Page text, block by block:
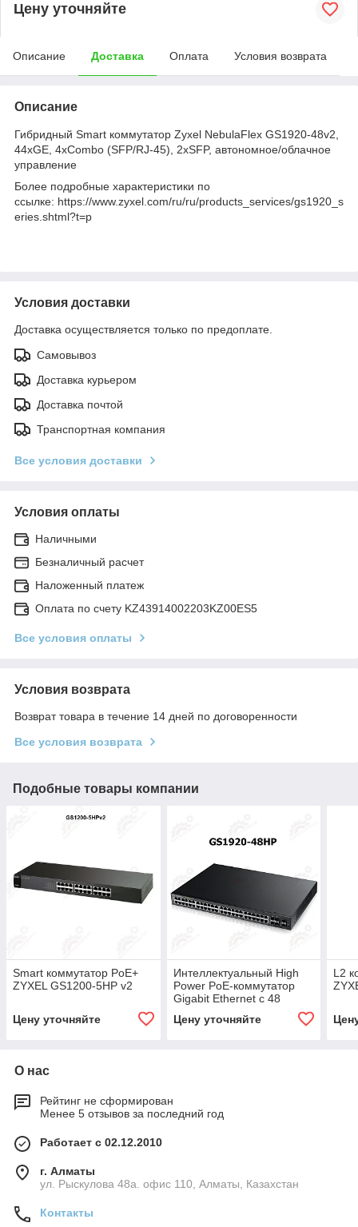
Цену уточняйте
Описание Доставка Оплата Условия возврата
Описание
Гибридный Smart коммутатор Zyxel NebulaFlex GS1920-48v2,
44xGE, 4xCombo (SFP/RJ-45), 2xSFP, автономное/облачное
управление
Более подробные характеристики по
ссылке: https://www.zyxel.com/ru/ru/products_services/gs1920_s
eries.shtml?t=p
Условия доставки
Доставка осуществляется только по предоплате.
Самовывоз
Доставка курьером
Доставка почтой
Транспортная компания
Все условия доставки
Условия оплаты
Наличными
Безналичный расчет
Наложенный платеж
Оплата по счету KZ43914002203KZ00ES5
Все условия оплаты
Условия возврата
Возврат товара в течение 14 дней по договоренности
Все условия возврата
Подобные товары компании
Smart коммутатор PoE+
ZYXEL GS1200-5HP v2
Цену уточняйте
Интеллектуальный High
Power PoE-коммутатор
Gigabit Ethernet с 48
которых 4 совмещ
Цену уточняйте
L2
О нас
Рейтинг не сформирован
Менее 5 отзывов за последний год
Работает с 02.12.2010
г. Алматы
ул. Рыскулова 48а. офис 110, Алматы, Казахстан
Контакты